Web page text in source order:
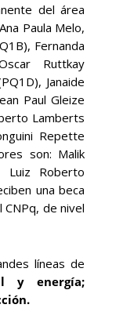
del área
Paula Melo,
Fernanda
Ruttkay
Janaide
Paul Gleize
Lamberts
Repette
son: Malik
Luiz Roberto
una beca
de nivel
líneas de
y energía;